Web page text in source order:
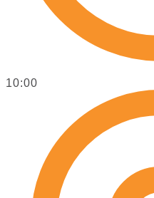
10:00